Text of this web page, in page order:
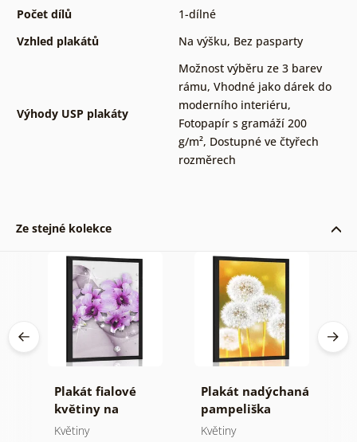
Počet dílů
1-dílné
Vzhled plakátů
Na výšku, Bez pasparty
Výhody USP plakáty
Možnost výběru ze 3 barev
rámu, Vhodné jako dárek do
moderního interiéru,
Fotopapír s gramáží 200
g/m², Dostupné ve čtyřech
rozměrech
Ze stejné kolekce
Plakát fialové
květiny na
abstraktním
Květiny
Plakát nadýchaná
pampeliška
Květiny